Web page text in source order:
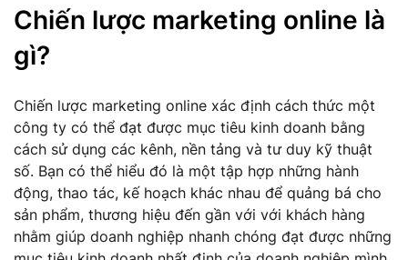
Chiến lược marketing online là
gì?
Chiến lược marketing online xác định cách thức một
công ty có thể đạt được mục tiêu kinh doanh bằng
cách sử dụng các kênh, nền tảng và tư duy kỹ thuật
số. Bạn có thể hiểu đó là một tập hợp những hành
động, thao tác, kế hoạch khác nhau để quảng bá cho
sản phẩm, thương hiệu đến gần với với khách hàng
nhằm giúp doanh nghiệp nhanh chóng đạt được những